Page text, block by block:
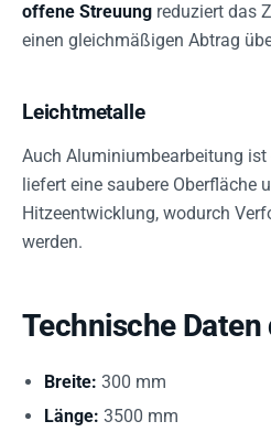
offene Streuung reduziert das
einen gleichmäßigen Abtrag
Leichtmetalle
Auch Aluminiumbearbeitung
liefert eine saubere Oberfläche
Hitzeentwicklung, wodurch
werden.
Technische Daten
Breite: 300 mm
Länge: 3500 mm